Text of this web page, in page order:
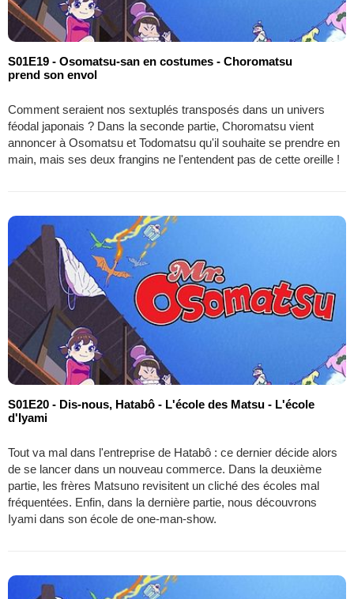
S01E19 - Osomatsu-san en costumes - Choromatsu
prend son envol
Comment seraient nos sextuplés transposés dans un univers
féodal japonais ? Dans la seconde partie, Choromatsu vient
annoncer à Osomatsu et Todomatsu qu'il souhaite se prendre en
main, mais ses deux frangins ne l'entendent pas de cette oreille !
S01E20 - Dis-nous, Hatabô - L'école des Matsu - L'école
d'Iyami
Tout va mal dans l'entreprise de Hatabô : ce dernier décide alors
de se lancer dans un nouveau commerce. Dans la deuxième
partie, les frères Matsuno revisitent un cliché des écoles mal
fréquentées. Enfin, dans la dernière partie, nous découvrons
Iyami dans son école de one-man-show.